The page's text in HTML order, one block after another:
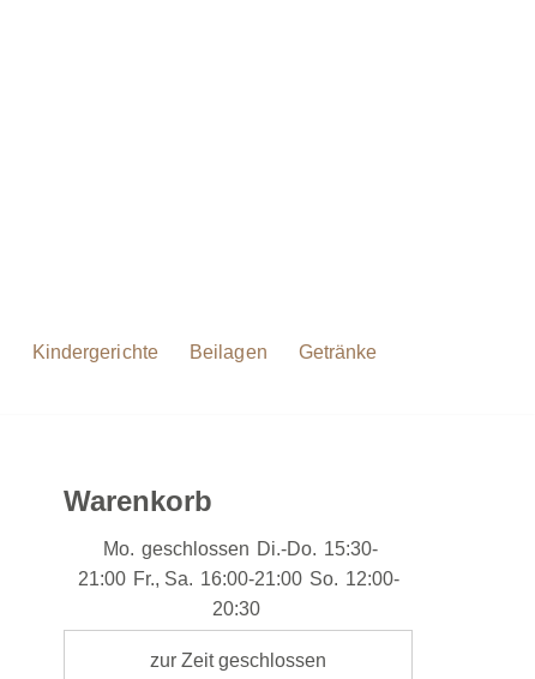
Kindergerichte Beilagen
Getränke
Warenkorb
Mo. geschlossen Di.-Do. 15:30-
21:00 Fr., Sa. 16:00-21:00 So. 12:00-
20:30
zur Zeit geschlossen